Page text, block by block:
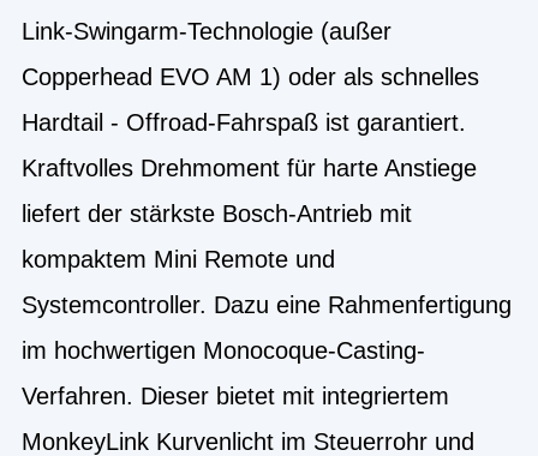
Link-Swingarm-Technologie (außer
Copperhead EVO AM 1) oder als schnelles
Hardtail - Offroad-Fahrspaß ist garantiert.
Kraftvolles Drehmoment für harte Anstiege
liefert der stärkste Bosch-Antrieb mit
kompaktem Mini Remote und
Systemcontroller. Dazu eine Rahmenfertigung
im hochwertigen Monocoque-Casting-
Verfahren. Dieser bietet mit integriertem
MonkeyLink Kurvenlicht im Steuerrohr und